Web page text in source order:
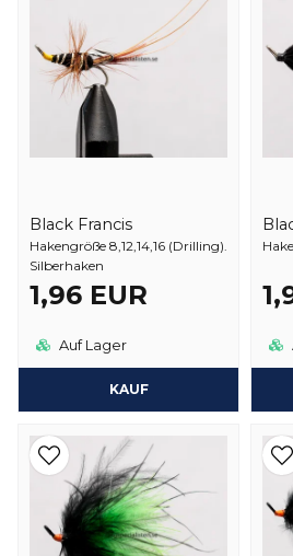
Black Francis
Hakengröße 8,12,14,16 (Drilling).
Silberhaken
1,96 EUR
Auf Lager
KAUF